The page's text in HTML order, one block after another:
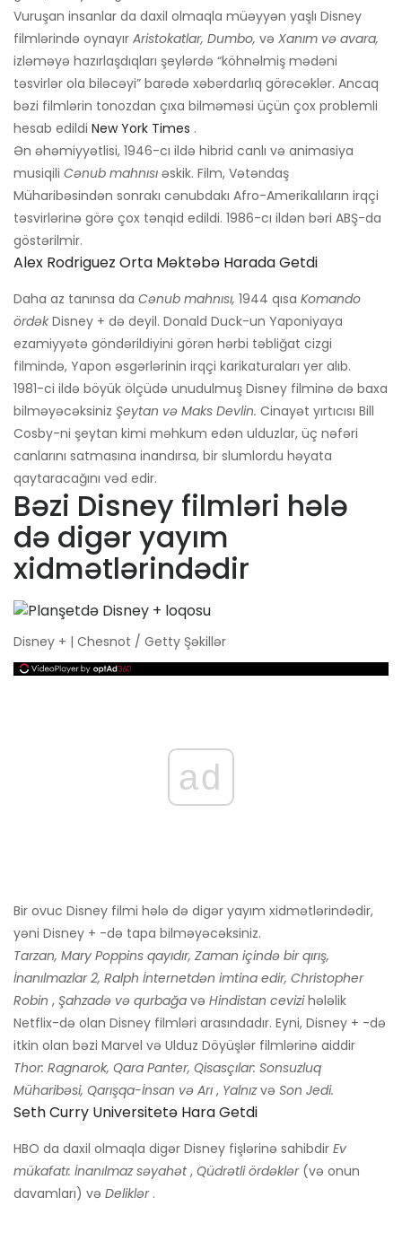
Vuruşan insanlar da daxil olmaqla müəyyən yaşlı Disney
filmlərində oynayır Aristokatlar, Dumbo, və Xanım və avara,
izləməyə hazırlaşdıqları şeylərdə “köhnəlmiş mədəni
təsvirlər ola biləcəyi” barədə xəbərdarlıq görəcəklər. Ancaq
bəzi filmlərin tonozdan çıxa bilməməsi üçün çox problemli
hesab edildi New York Times .
Ən əhəmiyyətlisi, 1946-cı ildə hibrid canlı və animasiya
musiqili Cənub mahnısı əskik. Film, Vətəndaş
Müharibəsindən sonrakı cənubdakı Afro-Amerikalıların irqçi
təsvirlərinə görə çox tənqid edildi. 1986-cı ildən bəri ABŞ-da
göstərilmir.
Alex Rodriguez Orta Məktəbə Harada Getdi
Daha az tanınsa da Cənub mahnısı, 1944 qısa Komando
ördəkDisney + də deyil. Donald Duck-un Yaponiyaya
ezamiyyətə göndərildiyini görən hərbi təbliğat cizgi
filmində, Yapon əsgərlərinin irqçi karikaturaları yer alıb.
1981-ci ildə böyük ölçüdə unudulmuş Disney filminə də baxa
bilməyəcəksiniz Şeytan və Maks Devlin. Cinayət yırtıcısı Bill
Cosby-ni şeytan kimi məhkum edən ulduzlar, üç nəfəri
canlarını satmasına inandırsa, bir slumlordu həyata
qaytaracağını vəd edir.
Bəzi Disney filmləri hələ
də digər yayım
xidmətlərindədir
Disney + | Chesnot / Getty Şəkillər
ad
Bir ovuc Disney filmi hələ də digər yayım xidmətlərindədir,
yəni Disney + -də tapa bilməyəcəksiniz.
Tarzan, Mary Poppins qayıdır, Zaman içində bir qırış,
İnanılmazlar 2, Ralph İnternetdən imtina edir, Christopher
Robin , Şahzadə və qurbağa və Hindistan cevizihələlik
Netflix-də olan Disney filmləri arasındadır. Eyni, Disney + -də
itkin olan bəzi Marvel və Ulduz Döyüşlər filmlərinə aiddir
Thor: Ragnarok, Qara Panter, Qisasçılar: Sonsuzluq
Müharibəsi, Qarışqa-İnsan və Arı , Yalnızvə Son Jedi.
Seth Curry Universitetə ​​hara Getdi
HBO da daxil olmaqla digər Disney fişlərinə sahibdir Ev
mükafatı: İnanılmaz səyahət, Qüdrətli ördəklər(və onun
davamları) və Deliklər.